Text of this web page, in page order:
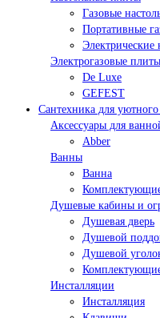
Газовые
Портативные
Электрические
Электрогазовые плиты
De Luxe
GEFEST
Сантехника для
Аксессуары для
Abber
Ванны
Ванна
Душевые кабины и
Душевая дверь
Душевой
Душевой
Инсталляции
Инсталляция